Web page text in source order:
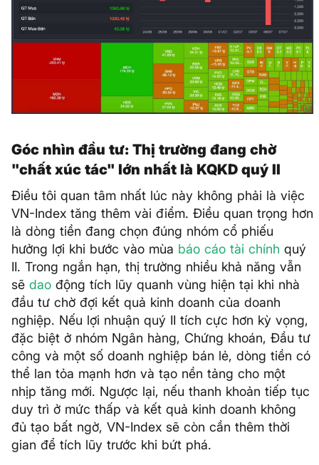
Góc nhìn đầu tư: Thị trường đang chờ
"chất xúc tác" lớn nhất là KQKD quý II
Điều tôi quan tâm nhất lúc này không phải là việc
VN-Index tăng thêm vài điểm. Điều quan trọng hơn
là dòng tiền đang chọn đúng nhóm cổ phiếu
hưởng lợi khi bước vào mùa báo cáo tài chính quý
II. Trong ngắn hạn, thị trường nhiều khả năng vẫn
sẽ dao động tích lũy quanh vùng hiện tại khi nhà
đầu tư chờ đợi kết quả kinh doanh của doanh
nghiệp. Nếu lợi nhuận quý II tích cực hơn kỳ vọng,
đặc biệt ở nhóm Ngân hàng, Chứng khoán, Đầu tư
công và một số doanh nghiệp bán lẻ, dòng tiền có
thể lan tỏa mạnh hơn và tạo nền tảng cho một
nhịp tăng mới. Ngược lại, nếu thanh khoản tiếp tục
duy trì ở mức thấp và kết quả kinh doanh không
đủ tạo bất ngờ, VN-Index sẽ còn cần thêm thời
gian để tích lũy trước khi bứt phá.